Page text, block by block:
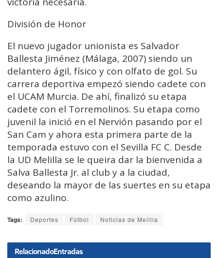
División de Honor
El nuevo jugador unionista es Salvador
Ballesta Jiménez (Málaga, 2007) siendo un
delantero ágil, físico y con olfato de gol. Su
carrera deportiva empezó siendo cadete con
el UCAM Murcia. De ahí, finalizó su etapa
cadete con el Torremolinos. Su etapa como
juvenil la inició en el Nervión pasando por el
San Cam y ahora esta primera parte de la
temporada estuvo con el Sevilla FC C. Desde
la UD Melilla se le queira dar la bienvenida a
Salva Ballesta Jr. al club y a la ciudad,
deseando la mayor de las suertes en su etapa
como azulino.
Tags: Deportes Fútbol Noticias de Melilla
RelacionadoEntradas